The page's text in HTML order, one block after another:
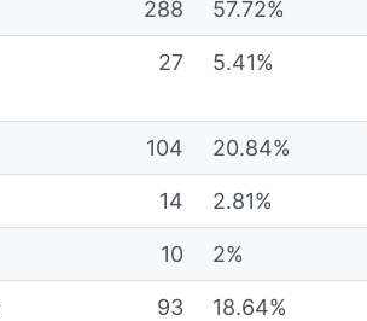
288 57.72%
27 5.41%
104 20.84%
14 2.81%
10 2%
93 18.64%